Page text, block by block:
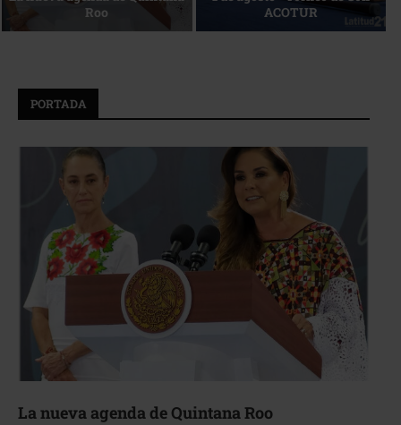
Reconocimiento de viajeros La esencia del servicio
PORTADA
La nueva agenda de Quintana Roo